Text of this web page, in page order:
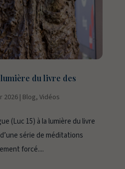
du livre des
2026| Blog, Vidéos
(Luc 15) à la lumière du livre
série de méditations
forcé....